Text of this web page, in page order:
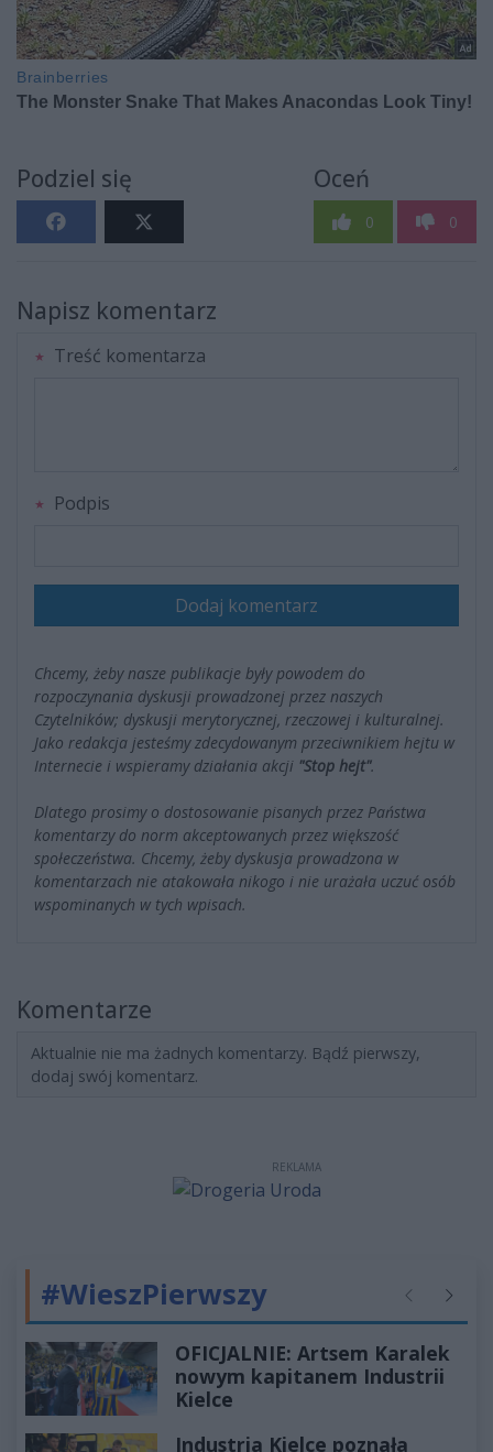
Podziel się Oceń
0 0
Napisz komentarz
Treść komentarza
Podpis
Dodaj komentarz
Chcemy, żeby nasze publikacje były powodem do
rozpoczynania dyskusji prowadzonej przez naszych
Czytelników; dyskusji merytorycznej, rzeczowej i kulturalnej.
Jako redakcja jesteśmy zdecydowanym przeciwnikiem hejtu w
Internecie i wspieramy działania akcji "Stop hejt".
Dlatego prosimy o dostosowanie pisanych przez Państwa
komentarzy do norm akceptowanych przez większość
społeczeństwa. Chcemy, żeby dyskusja prowadzona w
komentarzach nie atakowała nikogo i nie urażała uczuć osób
wspominanych w tych wpisach.
Komentarze
Aktualnie nie ma żadnych komentarzy. Bądź pierwszy,
dodaj swój komentarz.
REKLAMA
#WieszPierwszy Poprzednie
OFICJALNIE: Artsem Karalek
nowym kapitanem Industrii
Kielce
Industria Kielce poznała